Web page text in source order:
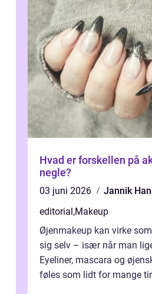
Hvad er forskellen på
negle?
03 juni 2026
Jannik
editorial ,Makeup
Øjenmakeup kan virke
sig selv – især når man
Eyeliner, mascara og
føles som lidt for mange